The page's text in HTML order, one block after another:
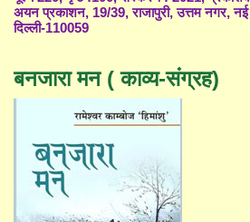
अयन प्रकाशन, 19/39, राजापुरी, उत्तम नगर, नई
दिल्ली-110059
बनजारा मन ( काव्य-संग्रह)